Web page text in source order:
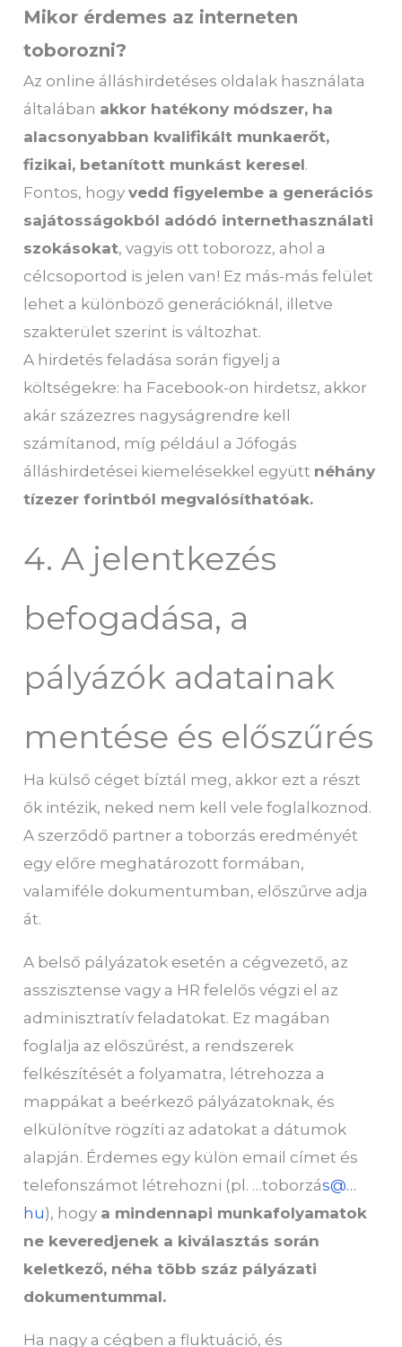
Mikor érdemes az interneten
toborozni?
Az online álláshirdetéses oldalak használata
általában akkor hatékony módszer, ha
alacsonyabban kvalifikált munkaerőt,
fizikai, betanított munkást keresel.
Fontos, hogyvedd figyelembe a generációs
sajátosságokból adódó internethasználati
szokásokat, vagyis ott toborozz, ahol a
célcsoportod is jelen van! Ez más-más felület
lehet a különböző generációknál, illetve
szakterület szerint is változhat.
A hirdetés feladása során figyelj a
költségekre: ha Facebook-on hirdetsz, akkor
akár százezres nagyságrendre kell
számítanod, míg például a Jófogás
álláshirdetései kiemelésekkel együtt néhány
tízezer forintból megvalósíthatóak.
4. A jelentkezés
befogadása, a
pályázók adatainak
mentése és előszűrés
Ha külső céget bíztál meg, akkor ezt a részt
ők intézik, neked nem kell vele foglalkoznod.
A szerződő partner a toborzás eredményét
egy előre meghatározott formában,
valamiféle dokumentumban, előszűrve adja
át.
A belső pályázatok esetén a cégvezető, az
asszisztense vagy a HR felelős végzi el az
adminisztratív feladatokat. Ez magában
foglalja az előszűrést, a rendszerek
felkészítését a folyamatra, létrehozza a
mappákat a beérkező pályázatoknak, és
elkülönítve rögzíti az adatokat a dátumok
alapján. Érdemes egy külön email címet és
telefonszámot létrehozni (pl. …toborzás@…
hu), hogy a mindennapi munkafolyamatok
ne keveredjenek a kiválasztás során
keletkező, néha több száz pályázati
dokumentummal.
Ha nagy a cégben a fluktuáció, és